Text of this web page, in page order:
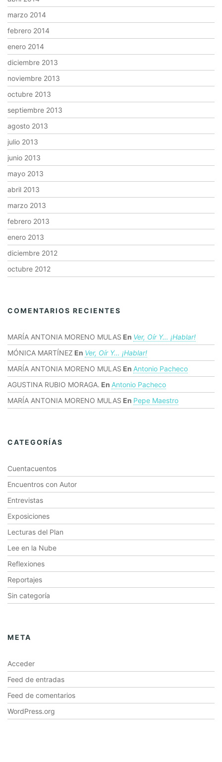
marzo 2014
febrero 2014
enero 2014
diciembre 2013
noviembre 2013
octubre 2013
septiembre 2013
agosto 2013
julio 2013
junio 2013
mayo 2013
abril 2013
marzo 2013
febrero 2013
enero 2013
diciembre 2012
octubre 2012
COMENTARIOS RECIENTES
MARÍA ANTONIA MORENO MULAS En Ver, Oír Y… ¡hablar!
MÓNICA MARTÍNEZ En Ver, Oír Y… ¡hablar!
MARÍA ANTONIA MORENO MULAS En Antonio Pacheco
AGUSTINA RUBIO MORAGA. En Antonio Pacheco
MARÍA ANTONIA MORENO MULAS En Pepe Maestro
CATEGORÍAS
Cuentacuentos
Encuentros con Autor
Entrevistas
Exposiciones
Lecturas del Plan
Lee en la Nube
Reflexiones
Reportajes
Sin categoría
META
Acceder
Feed de entradas
Feed de comentarios
WordPress.org